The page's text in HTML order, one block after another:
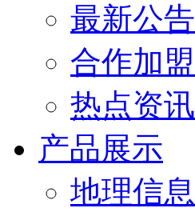
最新公告
合作加盟
热点资讯
产品展示
地理信息